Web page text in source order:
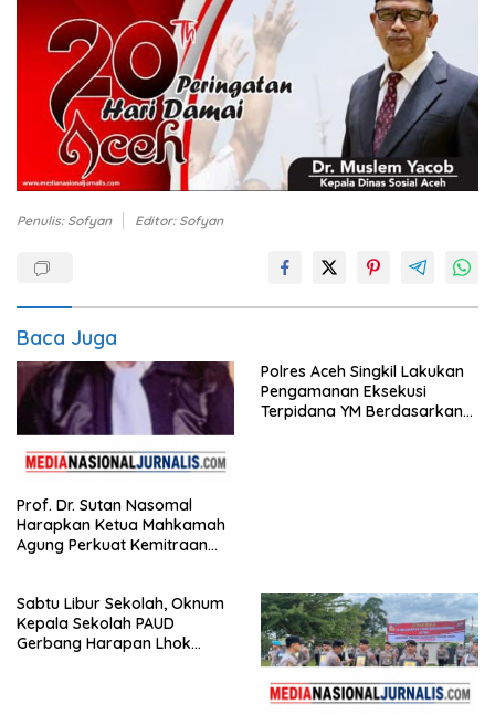
Penulis: Sofyan Editor: Sofyan
Baca Juga
Prof. Dr. Sutan Nasomal
Harapkan Ketua Mahkamah
Agung Perkuat Kemitraan
Watansoppeng
Polres Aceh Singkil Lakukan
Pengamanan Eksekusi
Terpidana YM Berdasarkan
Sabtu Libur Sekolah, Oknum
Kepala Sekolah PAUD
Gerbang Harapan Lhok